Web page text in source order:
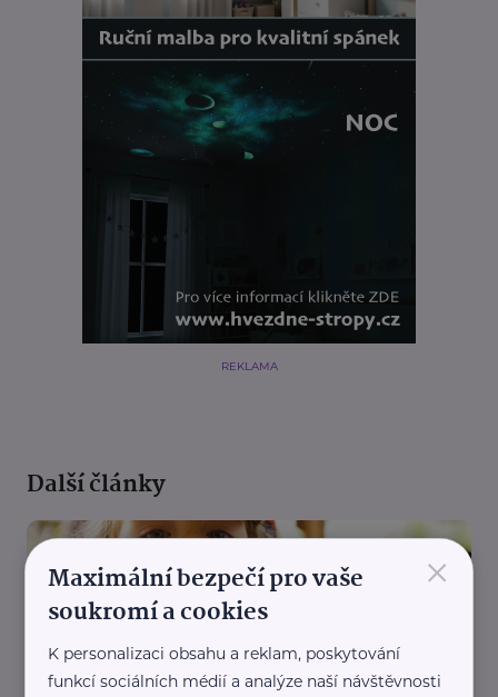
REKLAMA
Další články
×
Maximální bezpečí pro vaše
soukromí a cookies
K personalizaci obsahu a reklam, poskytování
funkcí sociálních médií a analýze naší návštěvnosti